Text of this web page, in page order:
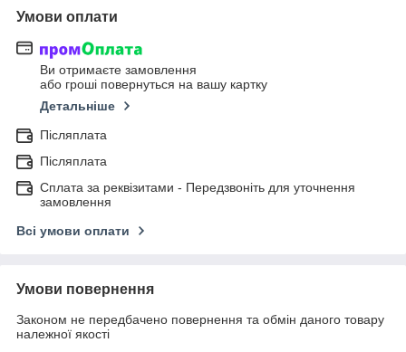
Умови оплати
Ви отримаєте замовлення
або гроші повернуться на вашу картку
Детальніше
Післяплата
Післяплата
Сплата за реквізитами - Передзвоніть для уточнення
замовлення
Всі умови оплати
Умови повернення
Законом не передбачено повернення та обмін даного товару
належної якості